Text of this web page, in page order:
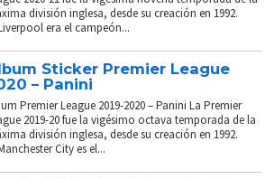
división inglesa, desde su creación en 1992.
era el campeón...
Sticker Premier League
– Panini
Premier League 2019-2020 – Panini La Premier
2019-20 fue la vigésimo octava temporada de la
división inglesa, desde su creación en 1992.
City es el...